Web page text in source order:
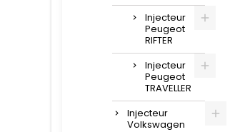
Injecteur
Peugeot
RIFTER
Injecteur
Peugeot
TRAVELLER
Injecteur
Volkswagen